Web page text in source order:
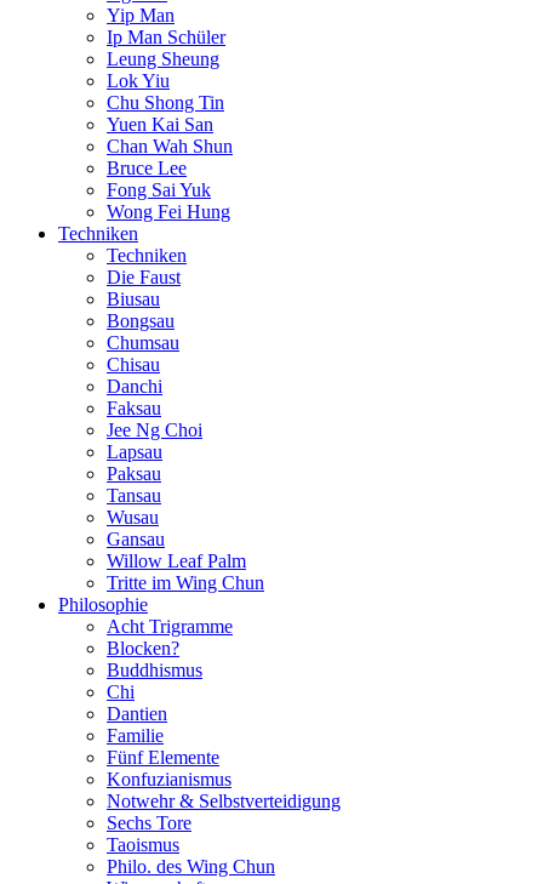
Yip Man
Ip Man Schüler
Leung Sheung
Lok Yiu
Chu Shong Tin
Yuen Kai San
Chan Wah Shun
Bruce Lee
Fong Sai Yuk
Wong Fei Hung
Techniken
Techniken
Die Faust
Biusau
Bongsau
Chumsau
Chisau
Danchi
Faksau
Jee Ng Choi
Lapsau
Paksau
Tansau
Wusau
Gansau
Willow Leaf Palm
Tritte im Wing Chun
Philosophie
Acht Trigramme
Blocken?
Buddhismus
Chi
Dantien
Familie
Fünf Elemente
Konfuzianismus
Notwehr & Selbstverteidigung
Sechs Tore
Taoismus
Philo. des Wing Chun